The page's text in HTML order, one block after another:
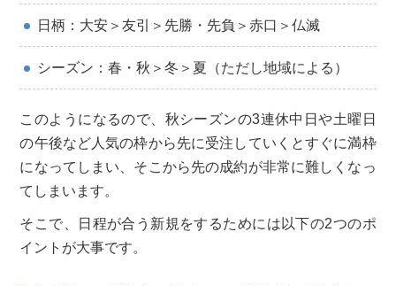
日柄：大安＞友引＞先勝・先負＞赤口＞仏滅
シーズン：春・秋＞冬＞夏（ただし地域による）
このようになるので、秋シーズンの3連休中日や土曜日
の午後など人気の枠から先に受注していくとすぐに満枠
になってしまい、そこから先の成約が非常に難しくなっ
てしまいます。
そこで、日程が合う新規をするためには以下の2つのポ
イントが大事です。